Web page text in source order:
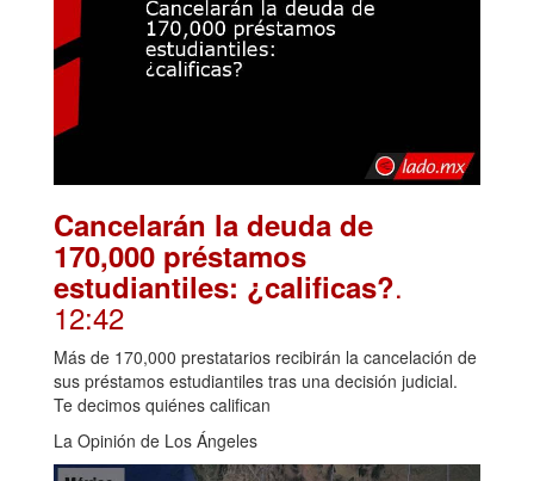
Cancelarán la deuda de
170,000 préstamos
estudiantiles: ¿calificas?.
12:42
Más de 170,000 prestatarios recibirán la cancelación de
sus préstamos estudiantiles tras una decisión judicial.
Te decimos quiénes califican
La Opinión de Los Ángeles